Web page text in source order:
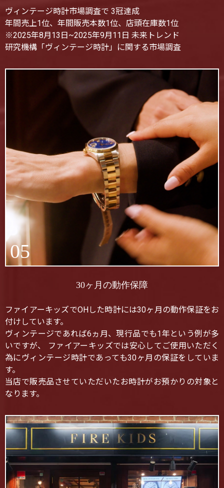
ヴィンテージ時計市場調査で 3冠達成
年間売上1位、年間販売本数1位、店頭在庫数1位
※2025年8月13日~2025年9月11日 未来トレンド
研究機構「ヴィンテージ時計」に関する市場調査
05
30ヶ月の動作保障
ファイアーキッズでOHした時計には30ヶ月の動作保証をお
付けしています。
ヴィンテージであれば6ヵ月、現行品でも1年という例が多
いですが、 ファイアーキッズでは安心してご使用いただく
為にヴィンテージ時計であっても30ヶ月の保証をしていま
す。
当店で販売品させていただいたお時計がお預かりの対象と
なります。